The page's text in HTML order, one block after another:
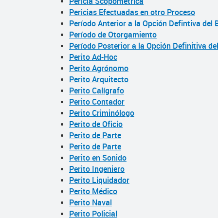
Pericias Efectuadas en otro Proceso
Período Anterior a la Opción Defintiva del
Período de Otorgamiento
Período Posterior a la Opción Definitiva
Perito Ad-Hoc
Perito Agrónomo
Perito Arquitecto
Perito Calígrafo
Perito Contador
Perito Criminólogo
Perito de Oficio
Perito de Parte
Perito de Parte
Perito en Sonido
Perito Ingeniero
Perito Liquidador
Perito Médico
Perito Naval
Perito Policial